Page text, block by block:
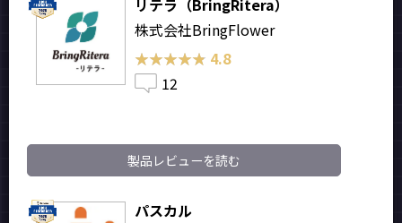
株式会社BringFlower
★★★★★
★★★★★ 4.8
12
製品レビューを読む
パスカル